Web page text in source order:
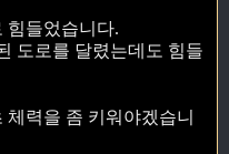
힘들었습니다.
도로를 달렸는데도 힘들
력을 좀 키워야겠습니